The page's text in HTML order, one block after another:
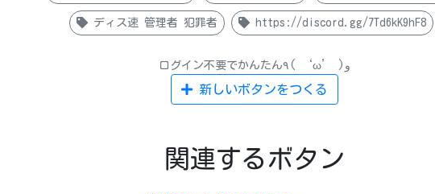
ディス速 管理者 犯罪者 https://discord.gg/7Td6kK9hF8
ログイン不要でかんたん٩( ‘ω’ )و
新しいボタンをつくる
関連するボタン